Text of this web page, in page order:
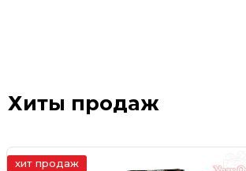
Хиты продаж
хит продаж